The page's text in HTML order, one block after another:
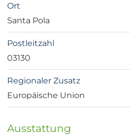
Ort
Santa Pola
Postleitzahl
03130
Regionaler Zusatz
Europäische Union
Ausstattung